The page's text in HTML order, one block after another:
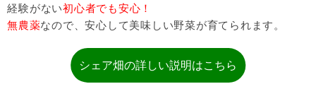
経験がない初心者でも安心！
無農薬なので、安心して美味しい野菜が育てられます。
シェア畑の詳しい説明はこちら